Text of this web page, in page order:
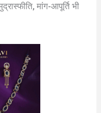
मांग-आपूर्ति भी